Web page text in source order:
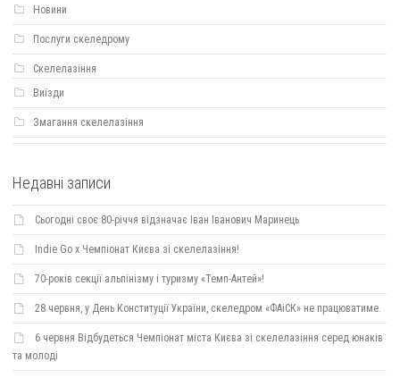
Новини
Послуги скеледрому
Скелелазіння
Виїзди
Змагання скелелазіння
Недавні записи
Сьогодні своє 80-річчя відзначає Іван Іванович Маринець
Indie Go х Чемпіонат Києва зі скелелазіння!
70-років секції альпінізму і туризму «Темп-Антей»!
28 червня, у День Конституції України, скеледром «ФАіСК» не працюватиме.
6 червня Відбудеться Чемпіонат міста Києва зі скелелазіння серед юнаків
та молоді